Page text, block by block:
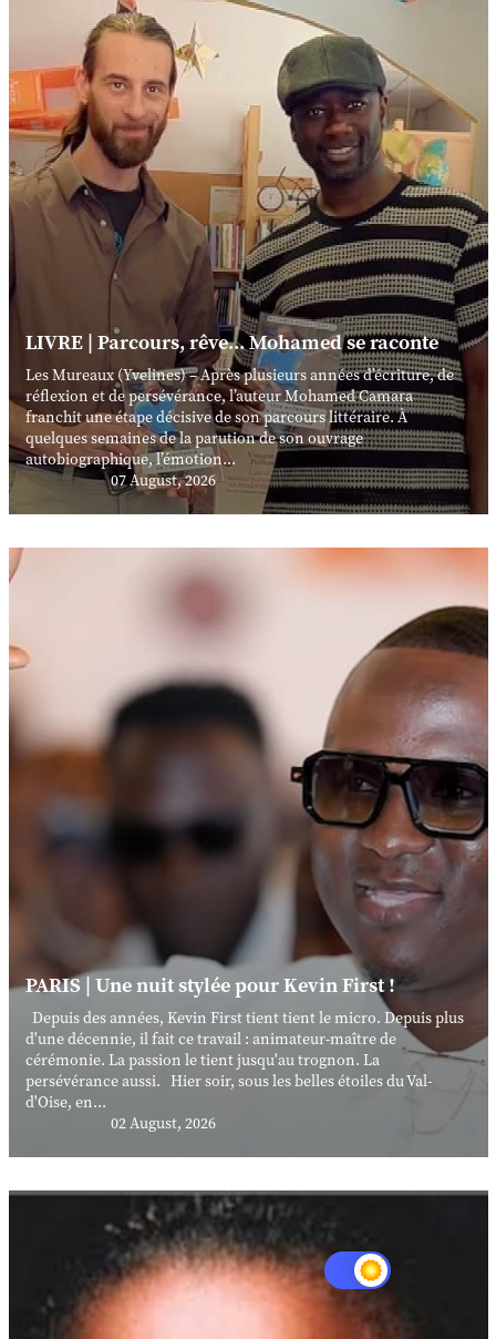
LIVRE | Parcours, rêve... Mohamed se raconte
Les Mureaux (Yvelines) – Après plusieurs années d’écriture, de
réflexion et de persévérance, l’auteur Mohamed Camara
franchit une étape décisive de son parcours littéraire. À
quelques semaines de la parution de son ouvrage
autobiographique, l’émotion...
07 August, 2026
PARIS | Une nuit stylée pour Kevin First !
Depuis des années, Kevin First tient tient le micro. Depuis plus
d'une décennie, il fait ce travail : animateur-maître de
cérémonie. La passion le tient jusqu'au trognon. La
persévérance aussi. Hier soir, sous les belles étoiles du Val-
d'Oise, en...
02 August, 2026